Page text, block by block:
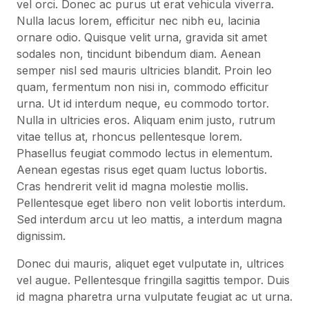
vel orci. Donec ac purus ut erat vehicula viverra.
Nulla lacus lorem, efficitur nec nibh eu, lacinia
ornare odio. Quisque velit urna, gravida sit amet
sodales non, tincidunt bibendum diam. Aenean
semper nisl sed mauris ultricies blandit. Proin leo
quam, fermentum non nisi in, commodo efficitur
urna. Ut id interdum neque, eu commodo tortor.
Nulla in ultricies eros. Aliquam enim justo, rutrum
vitae tellus at, rhoncus pellentesque lorem.
Phasellus feugiat commodo lectus in elementum.
Aenean egestas risus eget quam luctus lobortis.
Cras hendrerit velit id magna molestie mollis.
Pellentesque eget libero non velit lobortis interdum.
Sed interdum arcu ut leo mattis, a interdum magna
dignissim.
Donec dui mauris, aliquet eget vulputate in, ultrices
vel augue. Pellentesque fringilla sagittis tempor. Duis
id magna pharetra urna vulputate feugiat ac ut urna.